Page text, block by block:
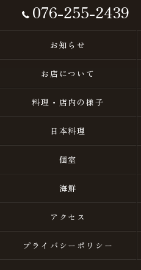
076-255-2439
お知らせ
お店について
料理・店内の様子
日本料理
個室
海鮮
アクセス
プライバシーポリシー